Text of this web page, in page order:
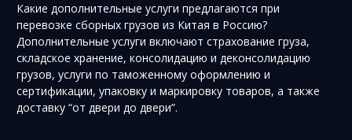
Какие дополнительные услуги предлагаются при
перевозке сборных грузов из Китая в Россию?
Дополнительные услуги включают страхование груза,
складское хранение, консолидацию и деконсолидацию
грузов, услуги по таможенному оформлению и
сертификации, упаковку и маркировку товаров, а также
доставку “от двери до двери”.